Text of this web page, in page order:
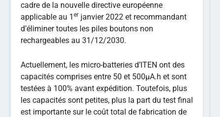
cadre de la nouvelle directive européenne
applicable au 1er janvier 2022 et recommandant
d’éliminer toutes les piles boutons non
rechargeables au 31/12/2030.
Actuellement, les micro-batteries d’ITEN ont des
capacités comprises entre 50 et 500µA.h et sont
testées à 100% avant expédition. Toutefois, plus
les capacités sont petites, plus la part du test final
est importante sur le coût total de fabrication de